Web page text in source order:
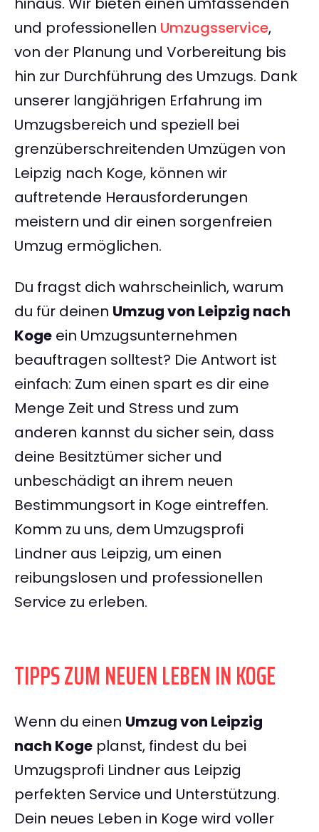
und professionellen Umzugsservice,
von der Planung und Vorbereitung bis
hin zur Durchführung des Umzugs. Dank
unserer langjährigen Erfahrung im
Umzugsbereich und speziell bei
grenzüberschreitenden Umzügen von
Leipzig nach Koge, können wir
auftretende Herausforderungen
meistern und dir einen sorgenfreien
Umzug ermöglichen.
Du fragst dich wahrscheinlich, warum
du für deinen Umzug von Leipzig nach
Koge ein Umzugsunternehmen
beauftragen solltest? Die Antwort ist
einfach: Zum einen spart es dir eine
Menge Zeit und Stress und zum
anderen kannst du sicher sein, dass
deine Besitztümer sicher und
unbeschädigt an ihrem neuen
Bestimmungsort in Koge eintreffen.
Komm zu uns, dem Umzugsprofi
Lindner aus Leipzig, um einen
reibungslosen und professionellen
Service zu erleben.
TIPPS ZUM NEUEN LEBEN IN KOGE
Wenn du einen Umzug von Leipzig
nach Koge planst, findest du bei
Umzugsprofi Lindner aus Leipzig
perfekten Service und Unterstützung.
Dein neues Leben in Koge wird voller